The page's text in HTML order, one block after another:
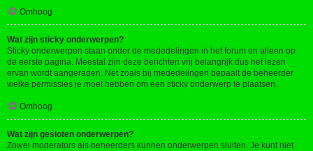
Omhoog
Wat zijn sticky onderwerpen?
Sticky onderwerpen staan onder de mededelingen in het forum en alleen op
de eerste pagina. Meestal zijn deze berichten vrij belangrijk dus het lezen
ervan wordt aangeraden. Net zoals bij mededelingen bepaalt de beheerder
welke permissies je moet hebben om een sticky onderwerp te plaatsen.
Omhoog
Wat zijn gesloten onderwerpen?
Zowel moderators als beheerders kunnen onderwerpen sluiten. Je kunt niet